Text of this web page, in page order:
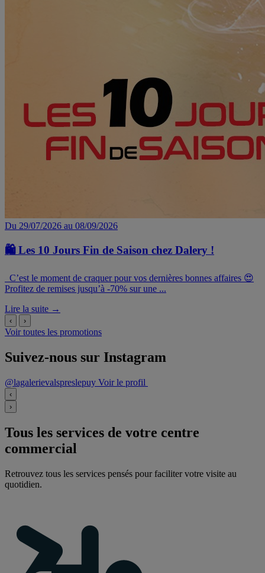
Du 29/07/2026 au 08/09/2026
🛍️ Les 10 Jours Fin de Saison chez Dalery !
C’est le moment de craquer pour vos dernières bonnes affaires 😍
Profitez de remises jusqu’à -70% sur une ...
Lire la suite →
‹ ›
Voir toutes les promotions
Suivez-nous sur Instagram
@lagalerievalspreslepuy Voir le profil
‹
›
Tous les services de votre centre
commercial
Retrouvez tous les services pensés pour faciliter votre visite au
quotidien.